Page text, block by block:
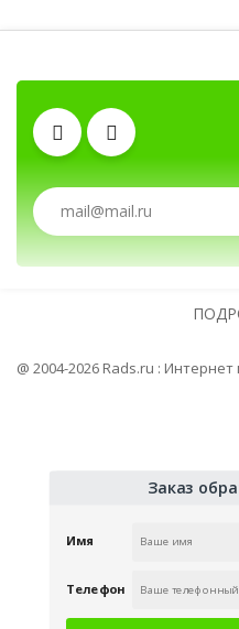
Антенны
Рации,
Аккумуляторы
Гарнитуры
@ 2004-2026 Rads.ru :
Заказ
Имя
Телефон